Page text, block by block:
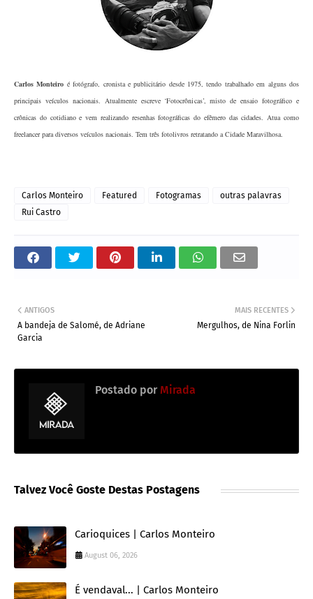
Carlos Monteiro é fotógrafo, cronista e publicitário desde 1975, tendo trabalhado em alguns dos
principais veículos nacionais. Atualmente escreve ‘Fotocrônicas’, misto de ensaio fotográfico e
crônicas do cotidiano e vem realizando resenhas fotográficas do efêmero das cidades. Atua como
freelancer para diversos veículos nacionais. Tem três fotolivros retratando a Cidade Maravilhosa.
Carlos Monteiro Featured Fotogramas
outras palavras
Rui Castro
MAIS RECENTES
Mergulhos, de Nina Forlin
ANTIGOS
A bandeja de Salomé, de Adriane
Garcia
Postado por Mirada
Talvez Você Goste Destas Postagens
Carioquices | Carlos Monteiro
August 06, 2026
É vendaval... | Carlos Monteiro